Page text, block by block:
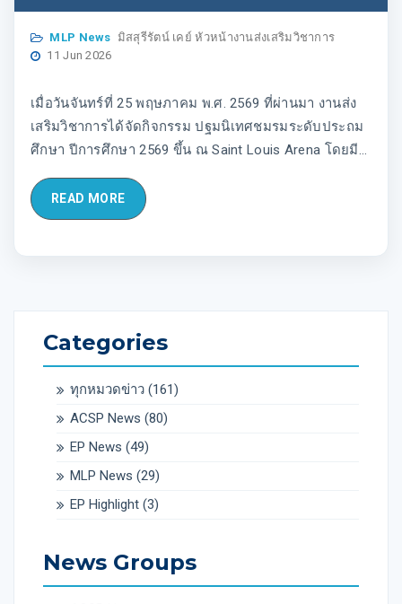
MLP News มิสสุรีรัตน์ เคย์ หัวหน้างานส่งเสริมวิชาการ
11 Jun 2026
เมื่อวันจันทร์ที่ 25 พฤษภาคม พ.ศ. 2569 ที่ผ่านมา งานส่ง
เสริมวิชาการได้จัดกิจกรรม ปฐมนิเทศชมรมระดับประถม
ศึกษา ปีการศึกษา 2569 ขึ้น ณ Saint Louis Arena โดยมี
READ MORE
Categories
ทุกหมวดข่าว (161)
ACSP News (80)
EP News (49)
MLP News (29)
EP Highlight (3)
News Groups